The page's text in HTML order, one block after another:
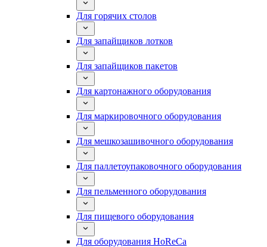
Для горячих столов
Для запайщиков лотков
Для запайщиков пакетов
Для картонажного оборудования
Для маркировочного оборудования
Для мешкозашивочного оборудования
Для паллетоупаковочного оборудования
Для пельменного оборудования
Для пищевого оборудования
Для оборудования HoReCa